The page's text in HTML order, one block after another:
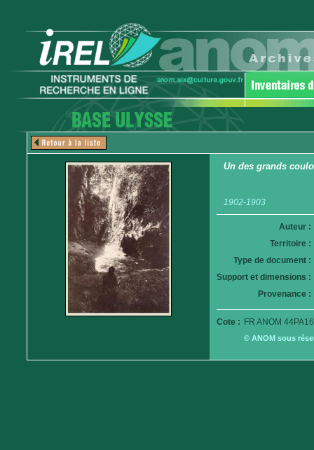
Un des grands
1902-1903
Auteur :
Territoire :
Type de document :
Support et dimensions :
Provenance :
Cote : FR ANOM
© ANOM sous